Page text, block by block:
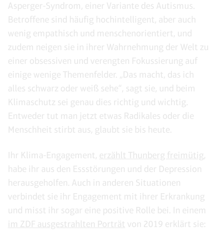
Asperger-Syndrom, einer Variante des Autismus.
Betroffene sind häufig hochintelligent, aber auch
wenig empathisch und menschenorientiert, und
zudem neigen sie in ihrer Wahrnehmung der Welt zu
einer obsessiven und verengten Fokussierung auf
einige wenige Themenfelder. „Das macht, das ich
alles schwarz oder weiß sehe“, sagt sie, und beim
Klimaschutz sei genau dies richtig und wichtig.
Entweder tut man jetzt etwas Radikales oder die
Menschheit stirbt aus, glaubt sie bis heute.
Ihr Klima-Engagement, erzählt Thunberg freimütig,
habe ihr aus den Essstörungen und der Depression
herausgeholfen. Auch in anderen Situationen
verbindet sie ihr Engagement mit ihrer Erkrankung
und misst ihr sogar eine positive Rolle bei. In einem
im ZDF ausgestrahlten Porträt von 2019 erklärt sie: